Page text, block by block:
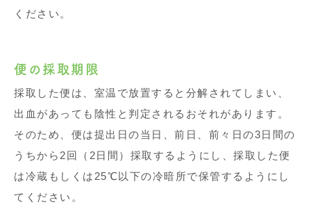
ください。
便の採取期限
採取した便は、室温で放置すると分解されてしまい、
出血があっても陰性と判定されるおそれがあります。
そのため、便は提出日の当日、前日、前々日の3日間の
うちから2回（2日間）採取するようにし、採取した便
は冷蔵もしくは25℃以下の冷暗所で保管するようにし
てください。